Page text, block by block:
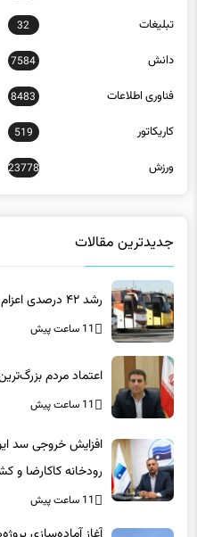
تبلیغات 32
دانش 7584
فناوری اطلاعات 8483
کاریکاتور 519
ورزش 23778
جدیدترین مقالات
رشد ۴۲ درصدی اعزام زائران اربعین از استان سمنان
11 ساعت پیش
اعتماد مردم
11 ساعت پیش
افزایش خروجی سد
رودخانه‌ کاکارضا و
11 ساعت پیش